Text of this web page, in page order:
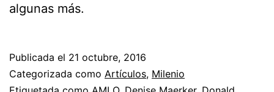
algunas más.
Publicada el 21 octubre, 2016
Categorizada como Artículos, Milenio